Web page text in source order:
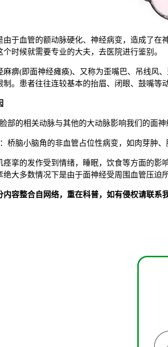
血管的额动脉硬化、神经病变，造成了在
时候就需要专业的大夫，去医院进行鉴别。
(即面神经瘫痪)、又称为歪嘴巴、吊线风、
。患者往往连较基本的抬眉、闭眼、鼓嘴等
的相关动脉与其他的大动脉影响我们的面神
脑小脑角的非血管占位性病变，如肉芽肿、
痉挛的发作受到情绪，睡眠，饮食等方面的
大多数情况下是由于面神经受周围血管压迫
整合自网络，重在科普，如有侵权请联系